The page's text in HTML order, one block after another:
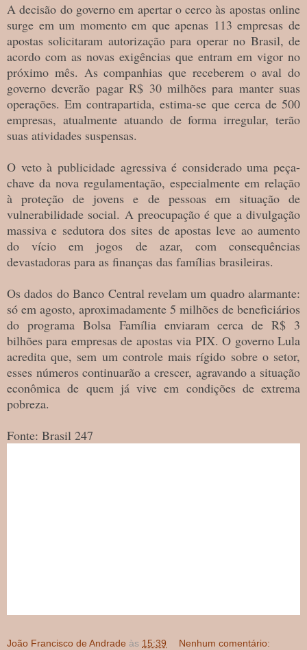
A decisão do governo em apertar o cerco às apostas online
surge em um momento em que apenas 113 empresas de
apostas solicitaram autorização para operar no Brasil, de
acordo com as novas exigências que entram em vigor no
próximo mês. As companhias que receberem o aval do
governo deverão pagar R$ 30 milhões para manter suas
operações. Em contrapartida, estima-se que cerca de 500
empresas, atualmente atuando de forma irregular, terão
suas atividades suspensas.
O veto à publicidade agressiva é considerado uma peça-
chave da nova regulamentação, especialmente em relação
à proteção de jovens e de pessoas em situação de
vulnerabilidade social. A preocupação é que a divulgação
massiva e sedutora dos sites de apostas leve ao aumento
do vício em jogos de azar, com consequências
devastadoras para as finanças das famílias brasileiras.
Os dados do Banco Central revelam um quadro alarmante:
só em agosto, aproximadamente 5 milhões de beneficiários
do programa Bolsa Família enviaram cerca de R$ 3
bilhões para empresas de apostas via PIX. O governo Lula
acredita que, sem um controle mais rígido sobre o setor,
esses números continuarão a crescer, agravando a situação
econômica de quem já vive em condições de extrema
pobreza.
Fonte: Brasil 247
João Francisco de Andrade às 15:39 Nenhum comentário: